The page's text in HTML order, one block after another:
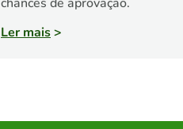
Ler mais>